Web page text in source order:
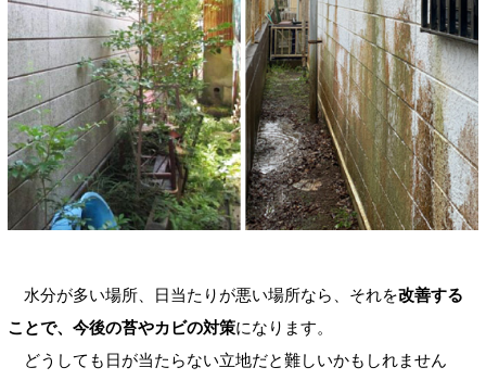
水分が多い場所、日当たりが悪い場所なら、それを改善する
ことで、今後の苔やカビの対策になります。
どうしても日が当たらない立地だと難しいかもしれません